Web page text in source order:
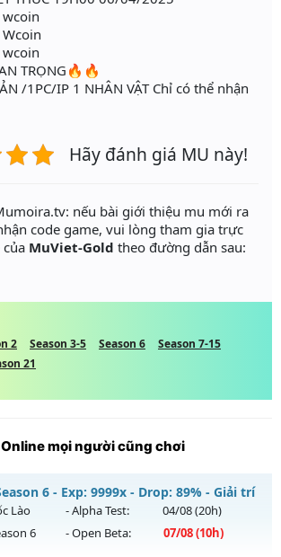
wcoin
wcoin
TRỌNG🔥🔥
/1PC/IP 1 NHÂN VẬT Chỉ có thể nhận
Hãy đánh giá MU này!
nếu bài giới thiệu mu mới ra
code game, vui lòng tham gia trực
MuViet-Gold theo đường dẫn sau:
2 Season 3-5 Season 6
Season 7-15
21
Online mọi người cũng chơi
6 - Exp: 9999x - Drop: 89% - Giải trí
Lào - Alpha Test: 04/08(20h)
6 - Open Beta: 07/08(10h)